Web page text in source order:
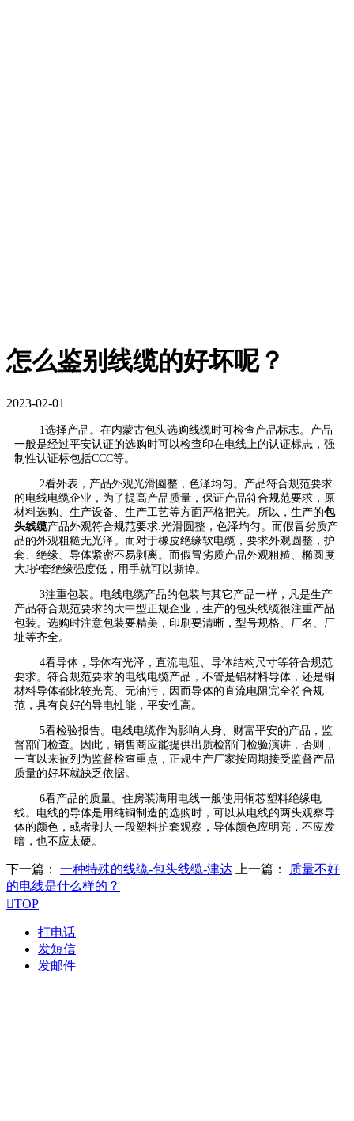
​怎么鉴别线缆的好坏呢？
2023-02-01
1选择产品。在内蒙古包头选购线缆时可检查产品标志。产品
一般是经过平安认证的选购时可以检查印在电线上的认证标志，强
制性认证标包括CCC等。
2看外表，产品外观光滑圆整，色泽均匀。产品符合规范要求
的电线电缆企业，为了提高产品质量，保证产品符合规范要求，原
材料选购、生产设备、生产工艺等方面严格把关。所以，生产的包
头线缆产品外观符合规范要求:光滑圆整，色泽均匀。而假冒劣质产
品的外观粗糙无光泽。而对于橡皮绝缘软电缆，要求外观圆整，护
套、绝缘、导体紧密不易剥离。而假冒劣质产品外观粗糙、椭圆度
大J护套绝缘强度低，用手就可以撕掉。
3注重包装。电线电缆产品的包装与其它产品一样，凡是生产
产品符合规范要求的大中型正规企业，生产的包头线缆很注重产品
包装。选购时注意包装要精美，印刷要清晰，型号规格、厂名、厂
址等齐全。
4看导体，导体有光泽，直流电阻、导体结构尺寸等符合规范
要求。符合规范要求的电线电缆产品，不管是铝材料导体，还是铜
材料导体都比较光亮、无油污，因而导体的直流电阻完全符合规
范，具有良好的导电性能，平安性高。
5看检验报告。电线电缆作为影响人身、财富平安的产品，监
督部门检查。因此，销售商应能提供出质检部门检验演讲，否则，
一直以来被列为监督检查重点，正规生产厂家按周期接受监督产品
质量的好坏就缺乏依据。
6看产品的质量。住房装满用电线一般使用铜芯塑料绝缘电
线。电线的导体是用纯铜制造的选购时，可以从电线的两头观察导
体的颜色，或者剥去一段塑料护套观察，导体颜色应明亮，不应发
暗，也不应太硬。
下一篇： 一种特殊的线缆-包头线缆-津达 上一篇：
质量不好
的电线是什么样的？
TOP
打电话
发短信
发邮件